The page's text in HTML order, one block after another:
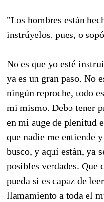
"Los hombres están
instrúyelos, pues, o
No es que yo esté
ya es un gran paso. No
ningún reproche, todo
mi mismo. Debo tener
en mi auge de plenitud
que nadie me entiende
busco, y aquí están, ya
posibles verdades. Que
pueda si es capaz de
llamamiento a toda el